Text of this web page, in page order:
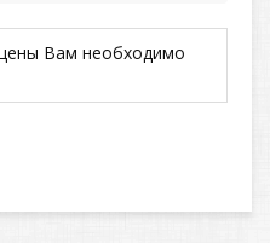
Вам необходимо